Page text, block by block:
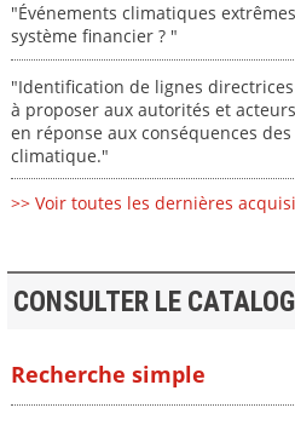
"Événements climatiques
système financier ? "
"Identification de lignes
à proposer aux autorités et
en réponse aux conséquences
climatique."
>> Voir toutes les dernières
CONSULTER LE
Recherche simple